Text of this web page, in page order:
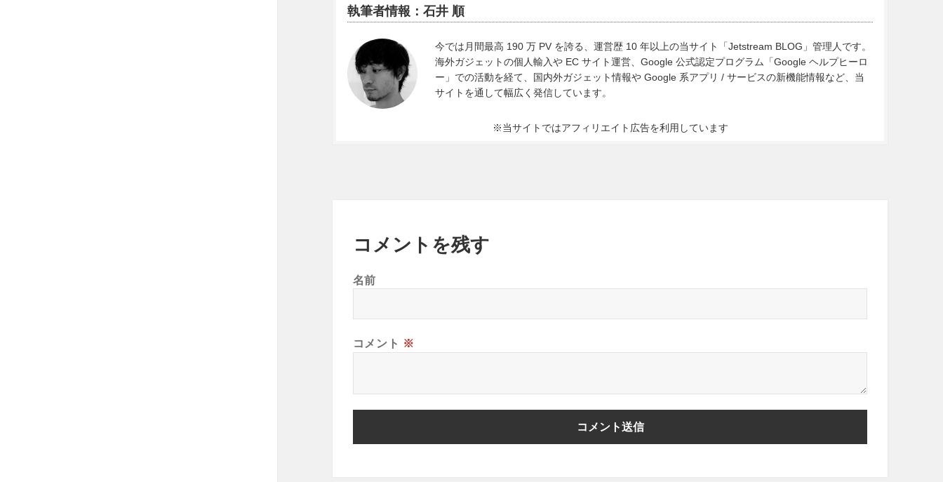
執筆者情報：石井 順
今では月間最高 190 万 PV を誇る、運営歴 10 年以上の当サイト「Jetstream BLOG」管理人です。
海外ガジェットの個人輸入や EC サイト運営、Google 公式認定プログラム「Google ヘルプヒーロ
ー」での活動を経て、国内外ガジェット情報や Google 系アプリ / サービスの新機能情報など、当
サイトを通して幅広く発信しています。
※当サイトではアフィリエイト広告を利用しています
コメントを残す
名前
コメント ※